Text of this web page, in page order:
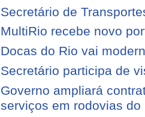
Secretário de
MultiRio recebe novo
Docas do Rio vai
Secretário participa de
Governo ampliará
serviços em rodovias do